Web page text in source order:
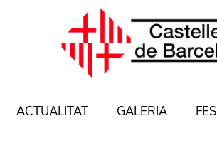
ACTUALITAT GALERIA